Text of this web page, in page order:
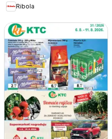
Ribola